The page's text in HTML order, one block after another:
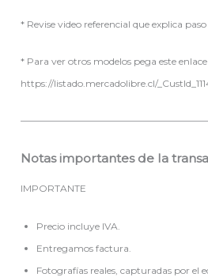
* Revise video referencial que explica
* Para ver otros modelos pega este
https://listado.mercadolibre.cl/
Notas importantes de la
IMPORTANTE
Precio incluye IVA.
Entregamos factura.
Fotografías reales, capturadas por el